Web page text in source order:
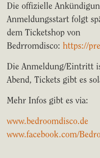
Die offizielle
Anmeldungsstart folgt
dem Ticketshop von
Bedrromdisco: https://
Die Anmeldung/Eintritt
Abend, Tickets gibt es
Mehr Infos gibt es via:
www.bedroomdisco.de
www.facebook.com/